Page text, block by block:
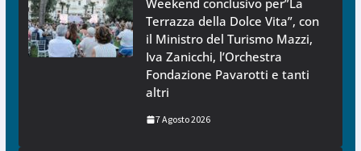
Weekend conclusivo per”La
Terrazza della Dolce Vita”, con
il Ministro del Turismo Mazzi,
Iva Zanicchi, l’Orchestra
Fondazione Pavarotti e tanti
altri
7 Agosto 2026